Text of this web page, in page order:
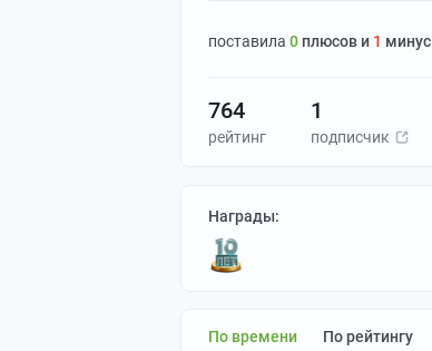
поставилa 0 плюсов и 1 минус
764
рейтинг
1
подписчик
Награды:
По времени По рейтингу